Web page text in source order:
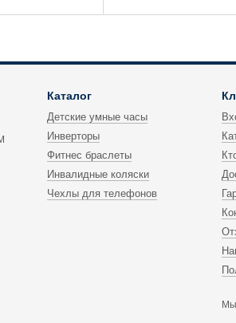
Каталог
Детские умные часы
Инверторы
Фитнес браслеты
Инвалидные коляски
Чехлы для телефонов
Мы